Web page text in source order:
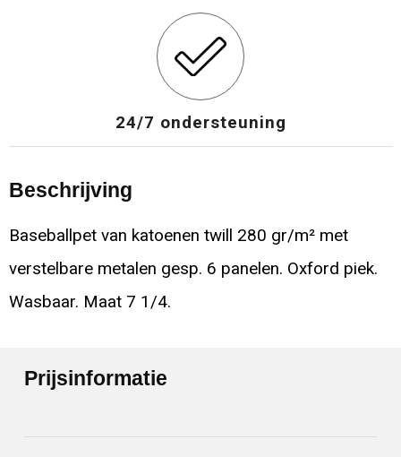
24/7 ondersteuning
Beschrijving
Baseballpet van katoenen twill 280 gr/m² met
verstelbare metalen gesp. 6 panelen. Oxford piek.
Wasbaar. Maat 7 1/4.
Prijsinformatie